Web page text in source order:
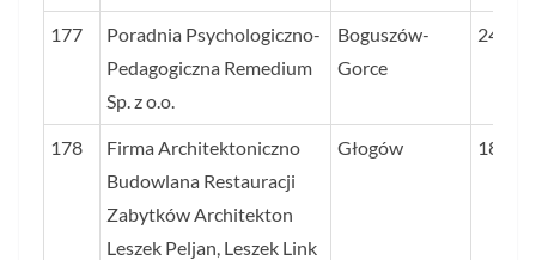
177
Poradnia Psychologiczno-
Pedagogiczna Remedium
Sp. z o.o.
Boguszów-
Gorce
24
178
Firma Architektoniczno
Budowlana Restauracji
Zabytków Architekton
Leszek Peljan, Leszek Link
Głogów 18